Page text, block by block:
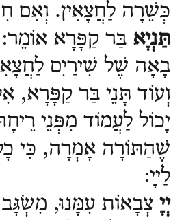
כְּשֵׁרָה לַחֲצָאִין. וְאִם
תַּנְיָא בַּר קַפָּרָא
בָאָה שֶׁל שִׁירַיִם
וְעוֹד תָּנֵי בַּר קַפָּרָא,
יָכוֹל לַעֲמוֹד מִפְּנֵי
שֶׁהַתּוֹרָה אָמְרָה, כִּי
לַײָ:
יְיָ צְבָאוֹת עִמָּנוּ,